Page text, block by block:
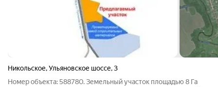
Никольское,Ульяновское шоссе,3
Номер объекта: 588780. Земельный участок площадью 8 Га